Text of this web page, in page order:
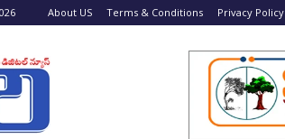
About US Terms & Conditions Privacy Policy